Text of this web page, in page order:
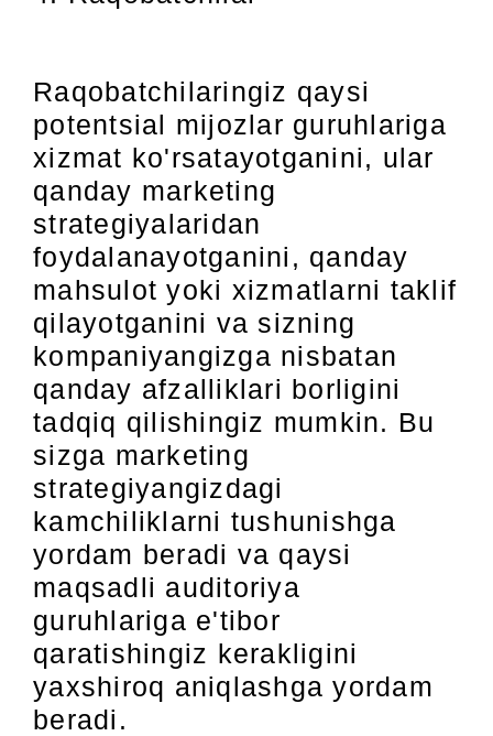
Raqobatchilaringiz qaysi
potentsial mijozlar guruhlariga
xizmat ko'rsatayotganini, ular
qanday marketing
strategiyalaridan
foydalanayotganini, qanday
mahsulot yoki xizmatlarni taklif
qilayotganini va sizning
kompaniyangizga nisbatan
qanday afzalliklari borligini
tadqiq qilishingiz mumkin. Bu
sizga marketing
strategiyangizdagi
kamchiliklarni tushunishga
yordam beradi va qaysi
maqsadli auditoriya
guruhlariga e'tibor
qaratishingiz kerakligini
yaxshiroq aniqlashga yordam
beradi.